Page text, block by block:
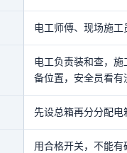
电工师傅、现场施工
电工负责装和查，
备位置，安全员看有
先设总箱再分分配电
用合格开关，不能